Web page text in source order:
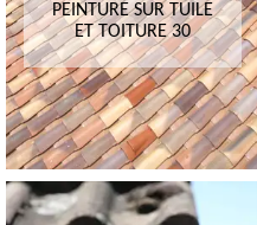
PEINTURE SUR TUILE
ET TOITURE 30